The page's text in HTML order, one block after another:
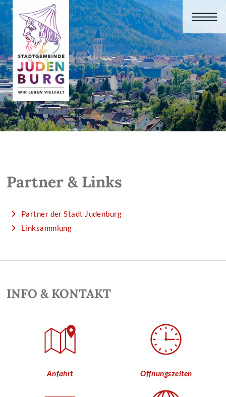
Partner & Links
Partner der Stadt Judenburg
Linksammlung
INFO & KONTAKT
Anfahrt Öffnungszeiten